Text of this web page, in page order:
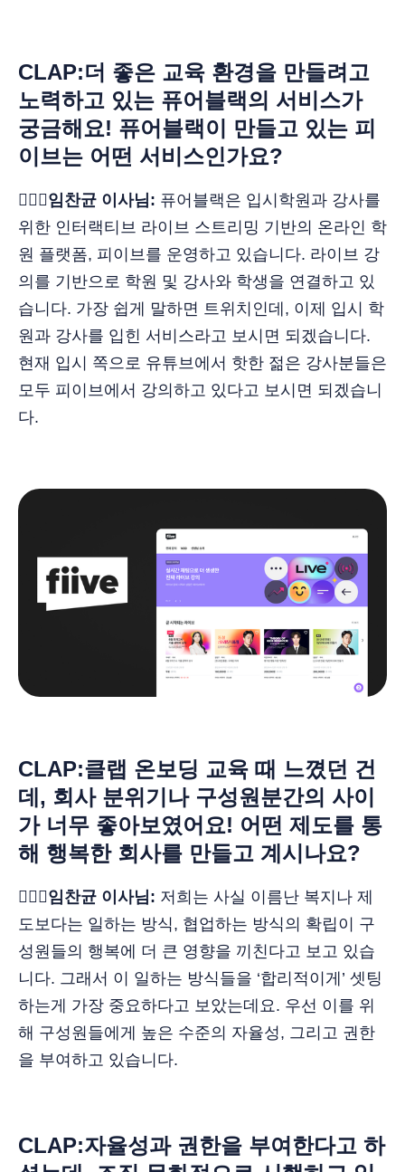
CLAP:더 좋은 교육 환경을 만들려고
노력하고 있는 퓨어블랙의 서비스가
궁금해요! 퓨어블랙이 만들고 있는 피
이브는 어떤 서비스인가요?
🙋🏻‍♂️임찬균 이사님: 퓨어블랙은 입시학원과 강사를
위한 인터랙티브 라이브 스트리밍 기반의 온라인 학
원 플랫폼, 피이브를 운영하고 있습니다. 라이브 강
의를 기반으로 학원 및 강사와 학생을 연결하고 있
습니다. 가장 쉽게 말하면 트위치인데, 이제 입시 학
원과 강사를 입힌 서비스라고 보시면 되겠습니다.
현재 입시 쪽으로 유튜브에서 핫한 젊은 강사분들은
모두 피이브에서 강의하고 있다고 보시면 되겠습니
다.
CLAP:클랩 온보딩 교육 때 느꼈던 건
데, 회사 분위기나 구성원분간의 사이
가 너무 좋아보였어요! 어떤 제도를 통
해 행복한 회사를 만들고 계시나요?
🙋🏻‍♂️임찬균 이사님: 저희는 사실 이름난 복지나 제
도보다는 일하는 방식, 협업하는 방식의 확립이 구
성원들의 행복에 더 큰 영향을 끼친다고 보고 있습
니다. 그래서 이 일하는 방식들을 ‘합리적이게’ 셋팅
하는게 가장 중요하다고 보았는데요. 우선 이를 위
해 구성원들에게 높은 수준의 자율성, 그리고 권한
을 부여하고 있습니다.
CLAP:자율성과 권한을 부여한다고 하